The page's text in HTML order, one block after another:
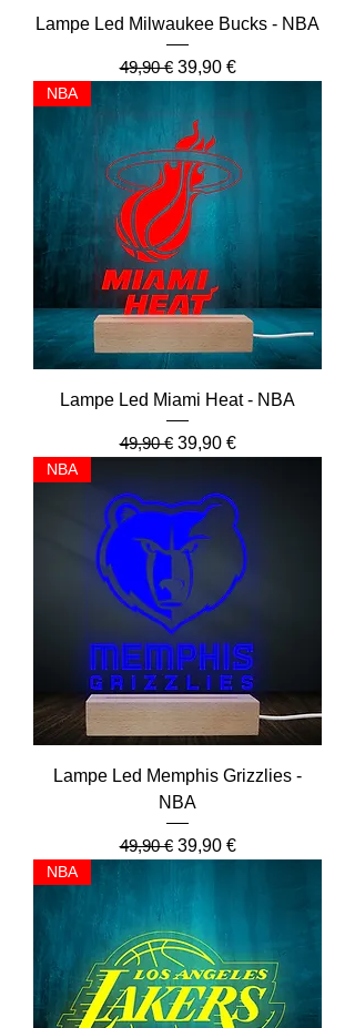
Lampe Led Milwaukee Bucks - NBA
Prix original
49,90 € Prix promotionnel
39,90 €
NBA
Lampe Led Miami Heat - NBA
Prix original
49,90 € Prix promotionnel
39,90 €
NBA
Lampe Led Memphis Grizzlies -
NBA
Prix original
49,90 € Prix promotionnel
39,90 €
NBA